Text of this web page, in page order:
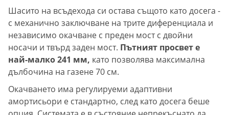
Шасито на всъдехода си остава същото като досега -
с механично заключване на трите диференциала и
независимо окачване с преден мост с двойни
носачи и твърд заден мост. Пътният просвет е
най-малко 241 мм, като позволява максимална
дълбочина на газене 70 см.
Окачването има регулируеми адаптивни
амортисьори е стандартно, след като досега беше